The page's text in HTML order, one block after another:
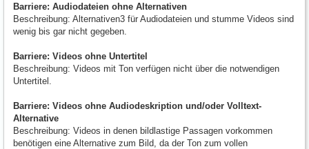
Barriere: Audiodateien ohne Alternativen
Beschreibung: Alternativen3 für Audiodateien und stumme Videos sind
wenig bis gar nicht gegeben.
Barriere: Videos ohne Untertitel
Beschreibung: Videos mit Ton verfügen nicht über die notwendigen
Untertitel.
Barriere: Videos ohne Audiodeskription und/oder Volltext-
Alternative
Beschreibung: Videos in denen bildlastige Passagen vorkommen
benötigen eine Alternative zum Bild, da der Ton zum vollen